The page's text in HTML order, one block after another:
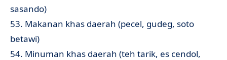
sasando)
53. Makanan khas daerah (pecel, gudeg, soto
betawi)
54. Minuman khas daerah (teh tarik, es cendol,